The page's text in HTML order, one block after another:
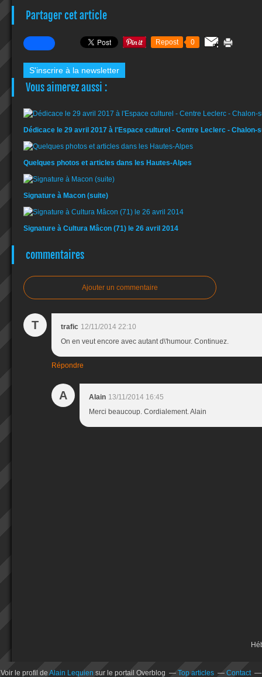
Partager cet article
Repost 0
S'inscrire à la newsletter
Vous aimerez aussi :
Dédicace le 29 avril 2017 à l'Espace culturel - Centre Leclerc - Chalon-
Quelques photos et articles dans les Hautes-Alpes
Signature à Macon (suite)
Signature à Cultura Mâcon (71) le 26 avril 2014
commentaires
Ajouter un commentaire
T trafic 12/11/2014 22:10
On en veut encore avec autant d\'humour. Continuez.
Répondre
A Alain 13/11/2014 16:45
Merci beaucoup. Cordialement. Alain
Voir le profil de Alain Lequien sur le portail Overblog Top articles Contact